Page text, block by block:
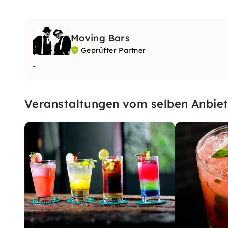
Moving Bars
Geprüfter Partner
-
Veranstaltungen vom selben